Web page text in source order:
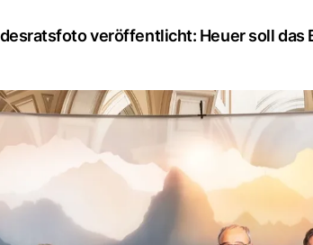
veröffentlicht: Heuer soll das